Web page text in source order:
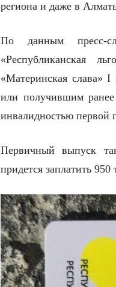
региона и даже в
По данным пресс-
«Республиканская
«Материнская слава»
или получившим
инвалидностью первой
Первичный выпуск
придется заплатить 950